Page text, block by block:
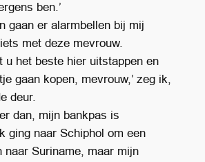
ben.’
gaan er alarmbellen bij mij
met deze mevrouw.
u het beste hier uitstappen en
gaan kopen, mevrouw,’ zeg ik,
deur.
dan, mijn bankpas is
ging naar Schiphol om een
naar Suriname, maar mijn